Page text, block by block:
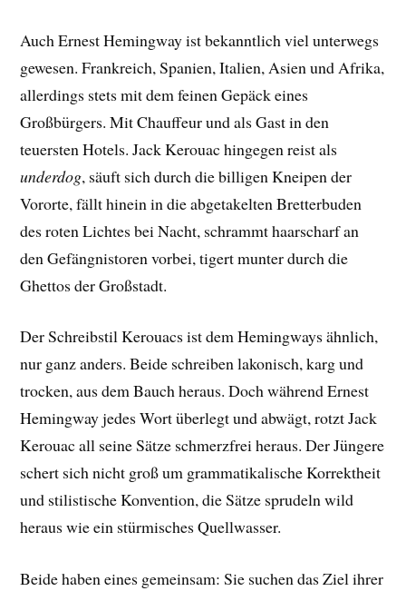
Auch Ernest Hemingway ist bekanntlich viel unterwegs
gewesen. Frankreich, Spanien, Italien, Asien und Afrika,
allerdings stets mit dem feinen Gepäck eines
Großbürgers. Mit Chauffeur und als Gast in den
teuersten Hotels. Jack Kerouac hingegen reist als
underdog, säuft sich durch die billigen Kneipen der
Vororte, fällt hinein in die abgetakelten Bretterbuden
des roten Lichtes bei Nacht, schrammt haarscharf an
den Gefängnistoren vorbei, tigert munter durch die
Ghettos der Großstadt.
Der Schreibstil Kerouacs ist dem Hemingways ähnlich,
nur ganz anders. Beide schreiben lakonisch, karg und
trocken, aus dem Bauch heraus. Doch während Ernest
Hemingway jedes Wort überlegt und abwägt, rotzt Jack
Kerouac all seine Sätze schmerzfrei heraus. Der Jüngere
schert sich nicht groß um grammatikalische Korrektheit
und stilistische Konvention, die Sätze sprudeln wild
heraus wie ein stürmisches Quellwasser.
Beide haben eines gemeinsam: Sie suchen das Ziel ihrer